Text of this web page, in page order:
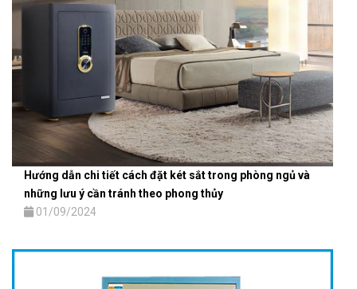
Hướng dẫn chi tiết cách đặt két sắt trong phòng ngủ và
những lưu ý cần tránh theo phong thủy
01/09/2024